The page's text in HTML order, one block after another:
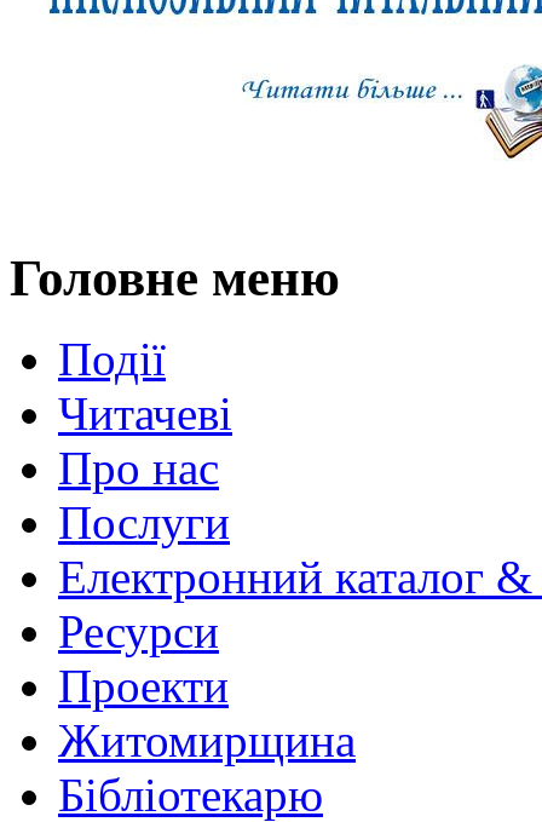
Головне меню
Події
Читачеві
Про нас
Послуги
Електронний каталог
Ресурси
Проекти
Житомирщина
Бібліотекарю